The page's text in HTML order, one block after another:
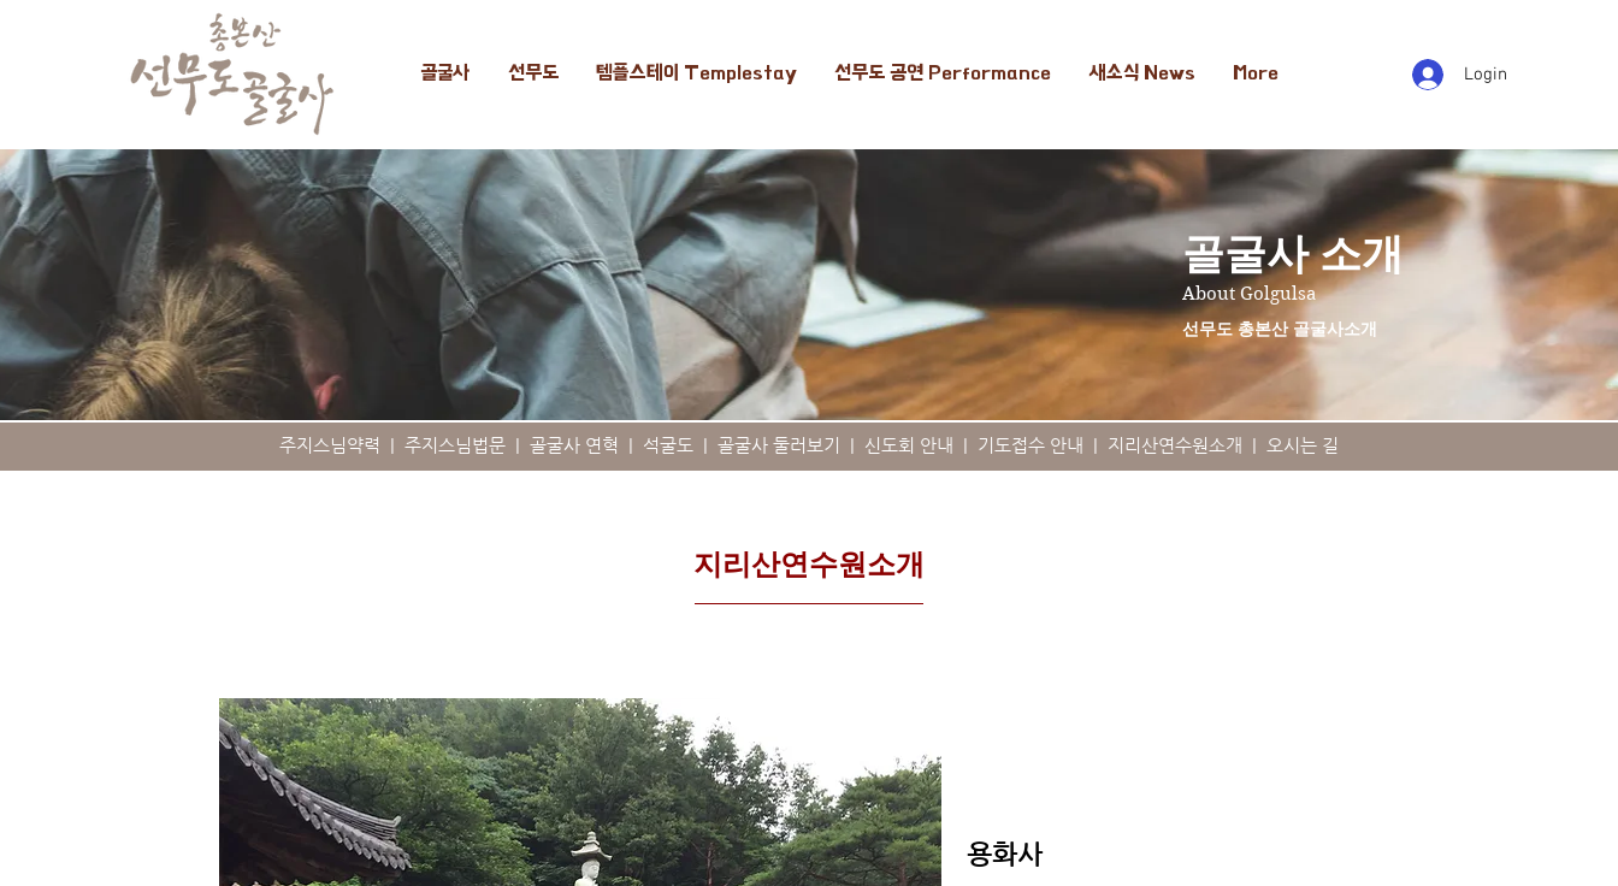
골굴사 선무도 템플스테이 Templestay 선무도 공연 Performance 새소식 News More Login
​골굴사 소개
About Golgulsa
​선무도 총본산 골굴사소개
주지스님약력 | 주지스님법문| 골굴사 연혁 | 석굴도 | 골굴사 둘러보기 | 신도회 안내 | 기도접수 안내 | 지리산연수원소개 | 오시는 길
​지리산연수원소개
​용화사